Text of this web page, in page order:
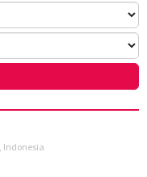
Indonesia